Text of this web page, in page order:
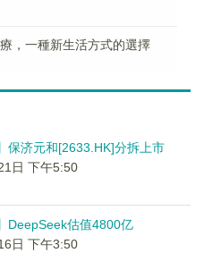
，一種新生活方式的選擇
保济元和[2633.HK]分拆上市
日 下午5:50
DeepSeek估值4800亿
日 下午3:50